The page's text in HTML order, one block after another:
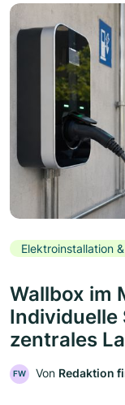
Elektroinstallation
Wallbox im
Individuelle
zentrales
FW Von Redaktion